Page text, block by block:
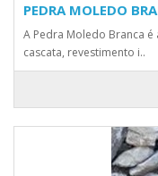
PEDRA MOLEDO
A Pedra Moledo Branca
cascata, revestimento i..